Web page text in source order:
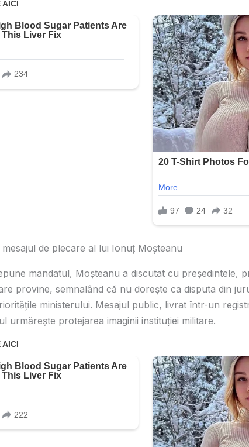
mesajul de plecare al lui Ionuț Moșteanu
mandatul, Moșteanu a discutat cu președintele,
provine, semnalând că nu dorește ca disputa din
ministerului. Mesajul public, livrat într-un
urmărește protejarea imaginii instituției militare.